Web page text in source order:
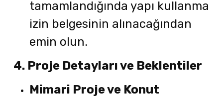
tamamlandığında yapı kullanma
izin belgesinin alınacağından
emin olun.
4. Proje Detayları ve Beklentiler
Mimari Proje ve Konut